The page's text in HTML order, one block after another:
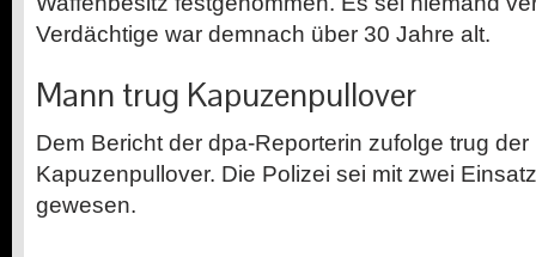
Verdächtige war demnach über 30 Jahre alt.
Mann trug Kapuzenpullover
Dem Bericht der dpa-Reporterin zufolge trug
Kapuzenpullover. Die Polizei sei mit zwei
gewesen.